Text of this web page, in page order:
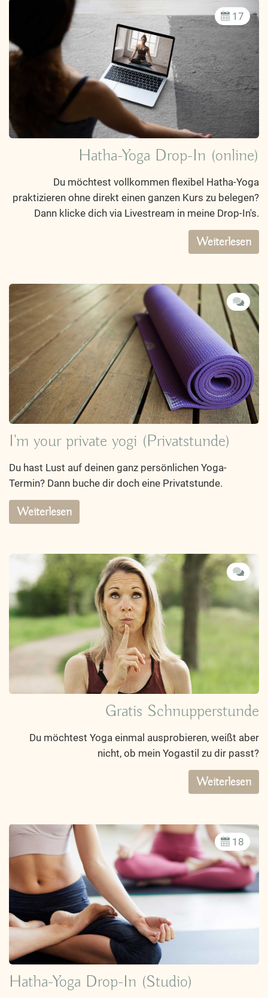
17
Hatha-Yoga Drop-In (online)
Du möchtest vollkommen flexibel Hatha-Yoga
praktizieren ohne direkt einen ganzen Kurs zu belegen?
Dann klicke dich via Livestream in meine Drop-In's.
Weiterlesen
I'm your private yogi (Privatstunde)
Du hast Lust auf deinen ganz persönlichen Yoga-
Termin? Dann buche dir doch eine Privatstunde.
Weiterlesen
Gratis Schnupperstunde
Du möchtest Yoga einmal ausprobieren, weißt aber
nicht, ob mein Yogastil zu dir passt?
Weiterlesen
18
Hatha-Yoga Drop-In (Studio)